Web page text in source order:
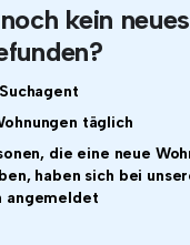
kein neues
täglich
die eine neue
haben sich bei
angemeldet